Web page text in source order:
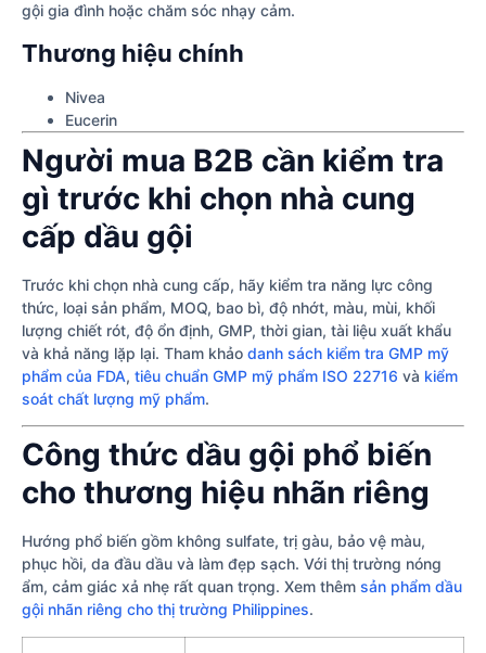
gội gia đình hoặc chăm sóc nhạy cảm.
Thương hiệu chính
Nivea
Eucerin
Người mua B2B cần kiểm tra
gì trước khi chọn nhà cung
cấp dầu gội
Trước khi chọn nhà cung cấp, hãy kiểm tra năng lực công
thức, loại sản phẩm, MOQ, bao bì, độ nhớt, màu, mùi, khối
lượng chiết rót, độ ổn định, GMP, thời gian, tài liệu xuất khẩu
và khả năng lặp lại. Tham khảo danh sách kiểm tra GMP mỹ
phẩm của FDA, tiêu chuẩn GMP mỹ phẩm ISO 22716 và kiểm
soát chất lượng mỹ phẩm.
Công thức dầu gội phổ biến
cho thương hiệu nhãn riêng
Hướng phổ biến gồm không sulfate, trị gàu, bảo vệ màu,
phục hồi, da đầu dầu và làm đẹp sạch. Với thị trường nóng
ẩm, cảm giác xả nhẹ rất quan trọng. Xem thêm sản phẩm dầu
gội nhãn riêng cho thị trường Philippines.